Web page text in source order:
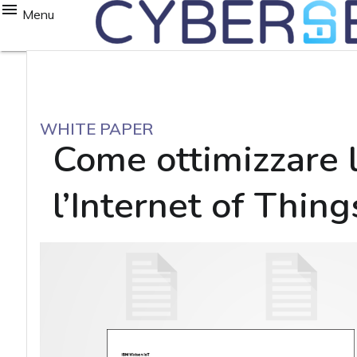
Menu
WHITE PAPER
Come
l’Internet of